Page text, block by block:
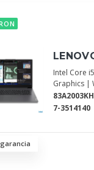
Intel Core
Graphics |
7-3514140